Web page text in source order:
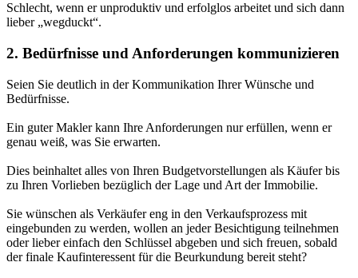
Schlecht, wenn er unproduktiv und erfolglos arbeitet und sich dann
lieber „wegduckt“.
2. Bedürfnisse und Anforderungen kommunizieren
Seien Sie deutlich in der Kommunikation Ihrer Wünsche und
Bedürfnisse.
Ein guter Makler kann Ihre Anforderungen nur erfüllen, wenn er
genau weiß, was Sie erwarten.
Dies beinhaltet alles von Ihren Budgetvorstellungen als Käufer bis
zu Ihren Vorlieben bezüglich der Lage und Art der Immobilie.
Sie wünschen als Verkäufer eng in den Verkaufsprozess mit
eingebunden zu werden, wollen an jeder Besichtigung teilnehmen
oder lieber einfach den Schlüssel abgeben und sich freuen, sobald
der finale Kaufinteressent für die Beurkundung bereit steht?